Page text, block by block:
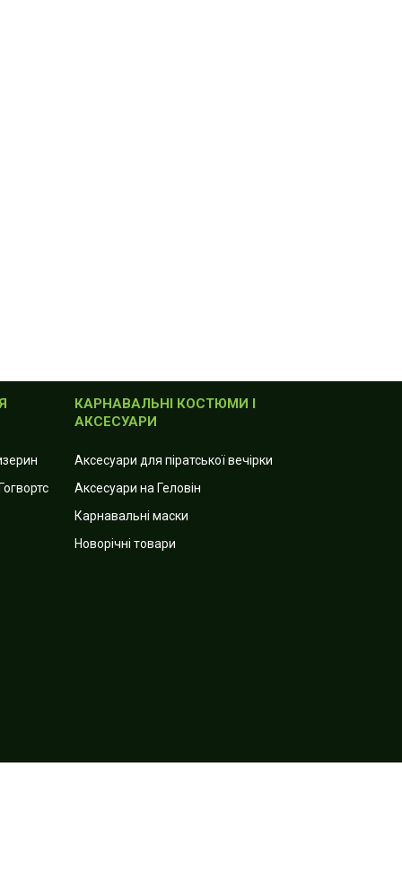
КАРНАВАЛЬНІ КОСТЮМИ І
АКСЕСУАРИ
Аксесуари для піратської вечірки
Аксесуари на Геловін
Карнавальні маски
Новорічні товари